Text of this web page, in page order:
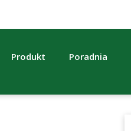
Produkt Poradnia